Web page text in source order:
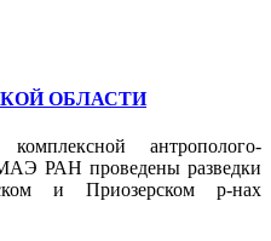
ОБЛАСТИ
антрополого-
РАН проведены разведки
и Приозерском р-нах